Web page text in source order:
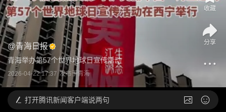
@青海日报
青海举办第57个世界地球日宣传活动
2026-04-22 17:37 发布于青海
收藏
分享
打开腾讯新闻客户端说两句